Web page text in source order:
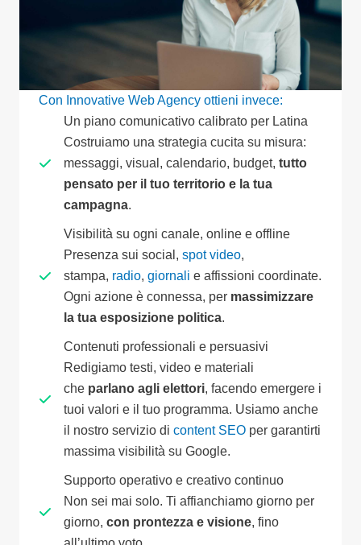
Con Innovative Web Agency ottieni invece:
Un piano comunicativo calibrato per Latina
Costruiamo una strategia cucita su misura:
messaggi, visual, calendario, budget, tutto
pensato per il tuo territorio e la tua
campagna.
Visibilità su ogni canale, online e offline
Presenza sui social, spot video,
stampa, radio, giornali e affissioni coordinate.
Ogni azione è connessa, per massimizzare
la tua esposizione politica.
Contenuti professionali e persuasivi
Redigiamo testi, video e materiali
che parlano agli elettori, facendo emergere i
tuoi valori e il tuo programma. Usiamo anche
il nostro servizio di content SEO per garantirti
massima visibilità su Google.
Supporto operativo e creativo continuo
Non sei mai solo. Ti affianchiamo giorno per
giorno, con prontezza e visione, fino